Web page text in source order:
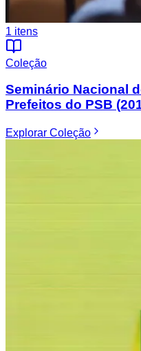
1 itens
Coleção
Seminário Nacional
Prefeitos do PSB
Explorar Coleção